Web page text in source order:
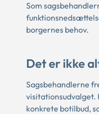
Som
borgernes behov.
Det er ikke
Sagsbehandlerne
visitationsudvalget.
konkrete botilbud,